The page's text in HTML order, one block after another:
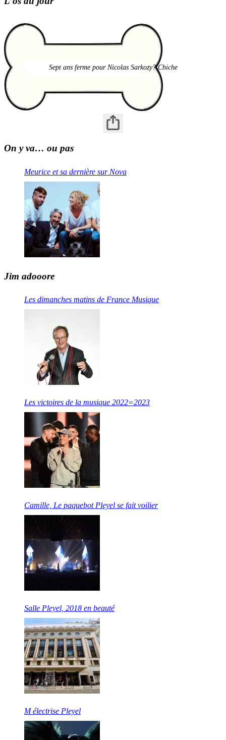
Sept ans ferme pour Nicolas Sarkozy? Chiche
On y va… ou pas
Meurice et sa dernière sur Nova
Jim adooore
Les dimanches matins de France Musique
Les victoires de la musique 2022=2023
Camille, Le paquebot Pleyel se fait voilier
Salle Pleyel, 2018 en beauté
M électrise Pleyel